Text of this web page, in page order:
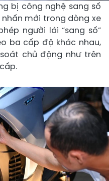
bị công nghệ sang số
mới trong dòng xe
người lái “sang số”
ba cấp độ khác nhau,
chủ động như trên